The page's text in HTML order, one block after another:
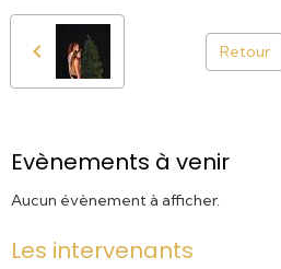
Retour
Evènements à venir
Aucun évènement à afficher.
Les intervenants